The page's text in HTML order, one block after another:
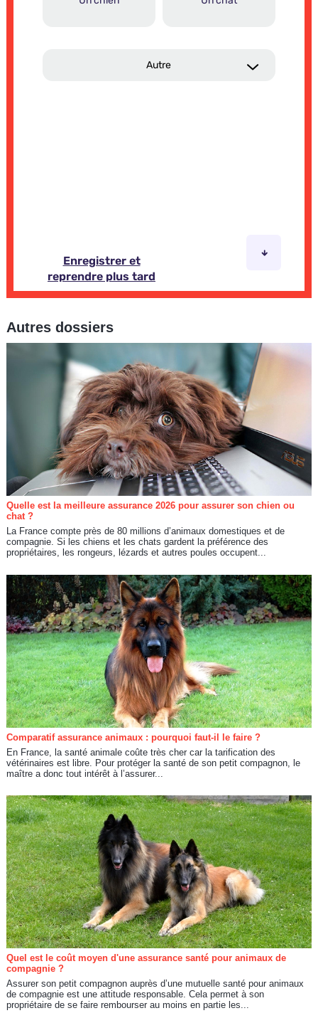
Autres dossiers
Quelle est la meilleure assurance 2026 pour assurer son chien ou
chat ?
La France compte près de 80 millions d’animaux domestiques et de
compagnie. Si les chiens et les chats gardent la préférence des
propriétaires, les rongeurs, lézards et autres poules occupent...
Comparatif assurance animaux : pourquoi faut-il le faire ?
En France, la santé animale coûte très cher car la tarification des
vétérinaires est libre. Pour protéger la santé de son petit compagnon, le
maître a donc tout intérêt à l’assurer...
Quel est le coût moyen d'une assurance santé pour animaux de
compagnie ?
Assurer son petit compagnon auprès d’une mutuelle santé pour animaux
de compagnie est une attitude responsable. Cela permet à son
propriétaire de se faire rembourser au moins en partie les...